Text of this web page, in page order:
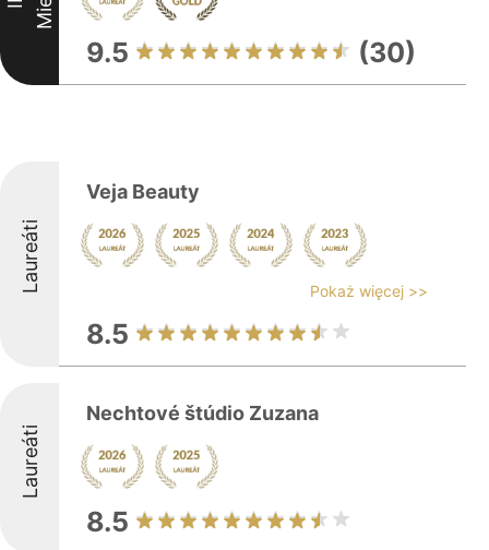
9.5 (30)
Laureáti
Veja Beauty
Pokaż więcej >>
8.5
Laureáti
Nechtové štúdio Zuzana
8.5